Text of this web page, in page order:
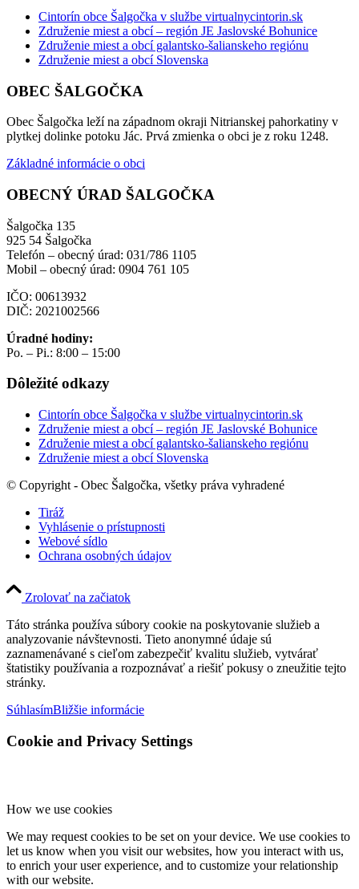
Cintorín obce Šalgočka v službe virtualnycintorin.sk
Združenie miest a obcí – región JE Jaslovské Bohunice
Združenie miest a obcí galantsko-šalianskeho regiónu
Združenie miest a obcí Slovenska
OBEC ŠALGOČKA
Obec Šalgočka leží na západnom okraji Nitrianskej pahorkatiny v
plytkej dolinke potoku Jác. Prvá zmienka o obci je z roku 1248.
Základné informácie o obci
OBECNÝ ÚRAD ŠALGOČKA
Šalgočka 135
925 54 Šalgočka
Telefón – obecný úrad: 031/786 1105
Mobil – obecný úrad: 0904 761 105
IČO: 00613932
DIČ: 2021002566
Úradné hodiny:
Po. – Pi.: 8:00 – 15:00
Dôležité odkazy
Cintorín obce Šalgočka v službe virtualnycintorin.sk
Združenie miest a obcí – región JE Jaslovské Bohunice
Združenie miest a obcí galantsko-šalianskeho regiónu
Združenie miest a obcí Slovenska
© Copyright - Obec Šalgočka, všetky práva vyhradené
Tiráž
Vyhlásenie o prístupnosti
Webové sídlo
Ochrana osobných údajov
Zrolovať na začiatok
Táto stránka používa súbory cookie na poskytovanie služieb a
analyzovanie návštevnosti. Tieto anonymné údaje sú
zaznamenávané s cieľom zabezpečiť kvalitu služieb, vytvárať
štatistiky používania a rozpoznávať a riešiť pokusy o zneužitie tejto
stránky.
SúhlasímBližšie informácie
Cookie and Privacy Settings
How we use cookies
We may request cookies to be set on your device. We use cookies to
let us know when you visit our websites, how you interact with us,
to enrich your user experience, and to customize your relationship
with our website.